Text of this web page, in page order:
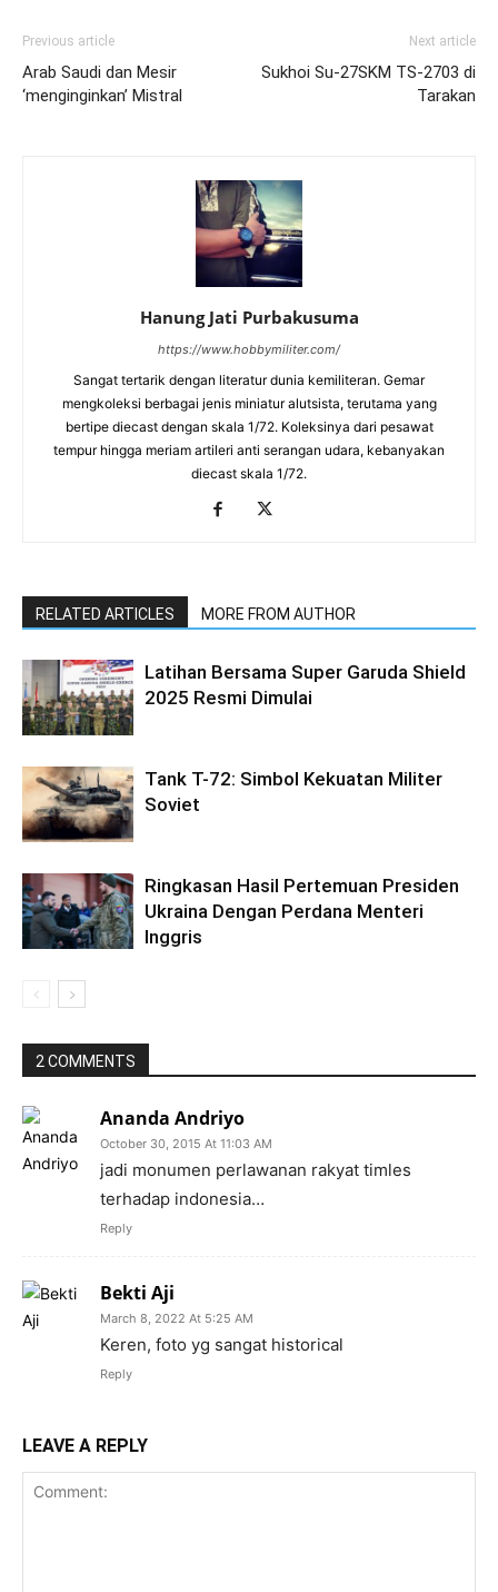
Previous article
Arab Saudi dan Mesir
‘menginginkan’ Mistral
Next article
Sukhoi Su-27SKM TS-2703 di
Tarakan
Hanung Jati Purbakusuma
https://www.hobbymiliter.com/
Sangat tertarik dengan literatur dunia kemiliteran. Gemar
mengkoleksi berbagai jenis miniatur alutsista, terutama yang
bertipe diecast dengan skala 1/72. Koleksinya dari pesawat
tempur hingga meriam artileri anti serangan udara, kebanyakan
diecast skala 1/72.
RELATED ARTICLES MORE FROM AUTHOR
Latihan Bersama Super Garuda Shield
2025 Resmi Dimulai
Tank T-72: Simbol Kekuatan Militer
Soviet
Ringkasan Hasil Pertemuan Presiden
Ukraina Dengan Perdana Menteri
Inggris
2 COMMENTS
Ananda Andriyo
October 30, 2015 At 11:03 AM
jadi monumen perlawanan rakyat timles
terhadap indonesia…
Reply
Bekti Aji
March 8, 2022 At 5:25 AM
Keren, foto yg sangat historical
Reply
LEAVE A REPLY